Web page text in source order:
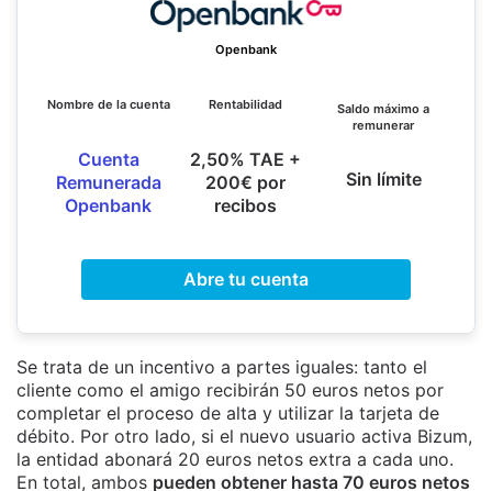
Openbank
Nombre de la cuenta
Cuenta
Remunerada
Openbank
Rentabilidad
2,50% TAE +
200€ por
recibos
Saldo máximo a
remunerar
Sin límite
Abre tu cuenta
Se trata de un incentivo a partes iguales: tanto el
cliente como el amigo recibirán 50 euros netos por
completar el proceso de alta y utilizar la tarjeta de
débito. Por otro lado, si el nuevo usuario activa Bizum,
la entidad abonará 20 euros netos extra a cada uno.
En total, ambos pueden obtener hasta 70 euros netos